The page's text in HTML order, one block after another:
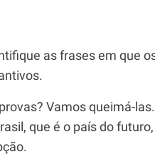
as frases em que
Vamos queimá-las.
que é o país do